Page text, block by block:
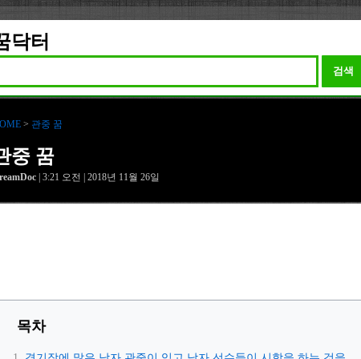
닥터
검색
> 관중 꿈
중 꿈
| 3:21 오전 | 2018년 11월 26일
목차